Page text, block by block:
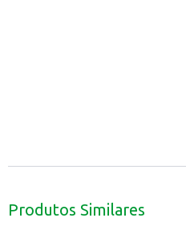
Produtos Similares